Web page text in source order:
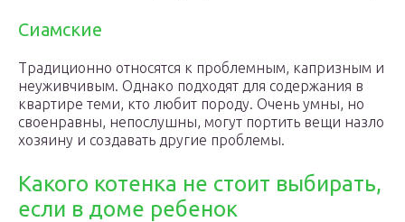
Сиамские
Традиционно относятся к проблемным, капризным и
неуживчивым. Однако подходят для содержания в
квартире теми, кто любит породу. Очень умны, но
своенравны, непослушны, могут портить вещи назло
хозяину и создавать другие проблемы.
Какого котенка не стоит выбирать,
если в доме ребенок